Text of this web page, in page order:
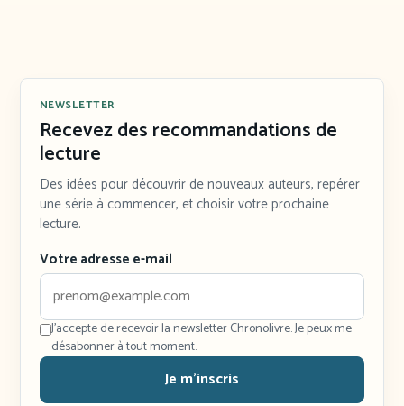
NEWSLETTER
Recevez des recommandations de
lecture
Des idées pour découvrir de nouveaux auteurs, repérer
une série à commencer, et choisir votre prochaine
lecture.
Votre adresse e-mail
J'accepte de recevoir la newsletter Chronolivre. Je peux me
désabonner à tout moment.